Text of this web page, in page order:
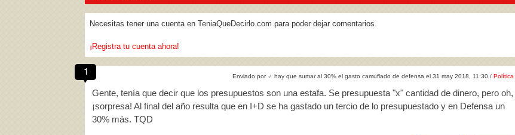
Necesitas tener una cuenta en TeniaQueDecirlo.com para poder dejar comentarios.
¡Registra tu cuenta ahora!
1 Enviado por ♂ hay que sumar al 30% el gasto camuflado de defensa el 31 may 2018, 11:30 / Política
Gente, tenía que decir que los presupuestos son una estafa. Se presupuesta "x" cantidad de dinero, pero oh,
¡sorpresa! Al final del año resulta que en I+D se ha gastado un tercio de lo presupuestado y en Defensa un
30% más. TQD